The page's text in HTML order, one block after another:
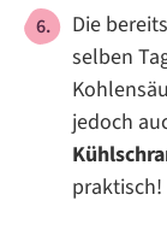
Die
selben
jedoch
praktisch!